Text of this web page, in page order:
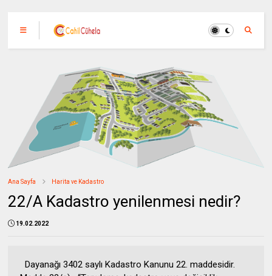
Ana Sayfa Harita ve Kadastro
22/A Kadastro yenilenmesi nedir?
19.02.2022
Dayanağı 3402 saylı Kadastro Kanunu 22. maddesidir.